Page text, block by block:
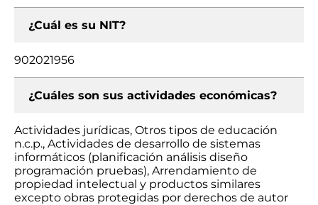
¿Cuál es su NIT?
902021956
¿Cuáles son sus actividades económicas?
Actividades jurídicas, Otros tipos de educación
n.c.p., Actividades de desarrollo de sistemas
informáticos (planificación análisis diseño
programación pruebas), Arrendamiento de
propiedad intelectual y productos similares
excepto obras protegidas por derechos de autor